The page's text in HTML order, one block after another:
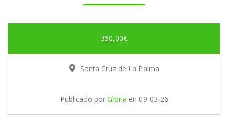
350,00€
Santa Cruz de La Palma
Publicado por Gloria en 09-03-26